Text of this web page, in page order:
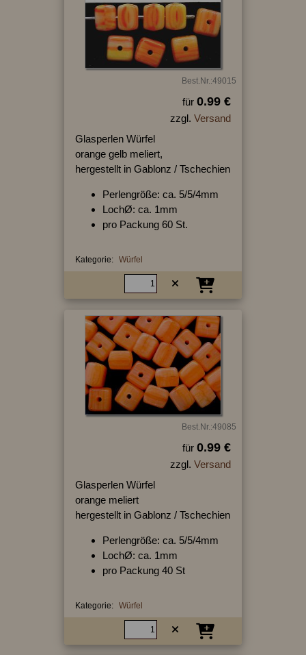
Best.Nr.:49015
für 0.99 €
zzgl. Versand
Glasperlen Würfel
orange gelb meliert,
hergestellt in Gablonz / Tschechien
Perlengröße: ca. 5/5/4mm
LochØ: ca. 1mm
pro Packung 60 St.
Kategorie: Würfel
Best.Nr.:49085
für 0.99 €
zzgl. Versand
Glasperlen Würfel
orange meliert
hergestellt in Gablonz / Tschechien
Perlengröße: ca. 5/5/4mm
LochØ: ca. 1mm
pro Packung 40 St
Kategorie: Würfel